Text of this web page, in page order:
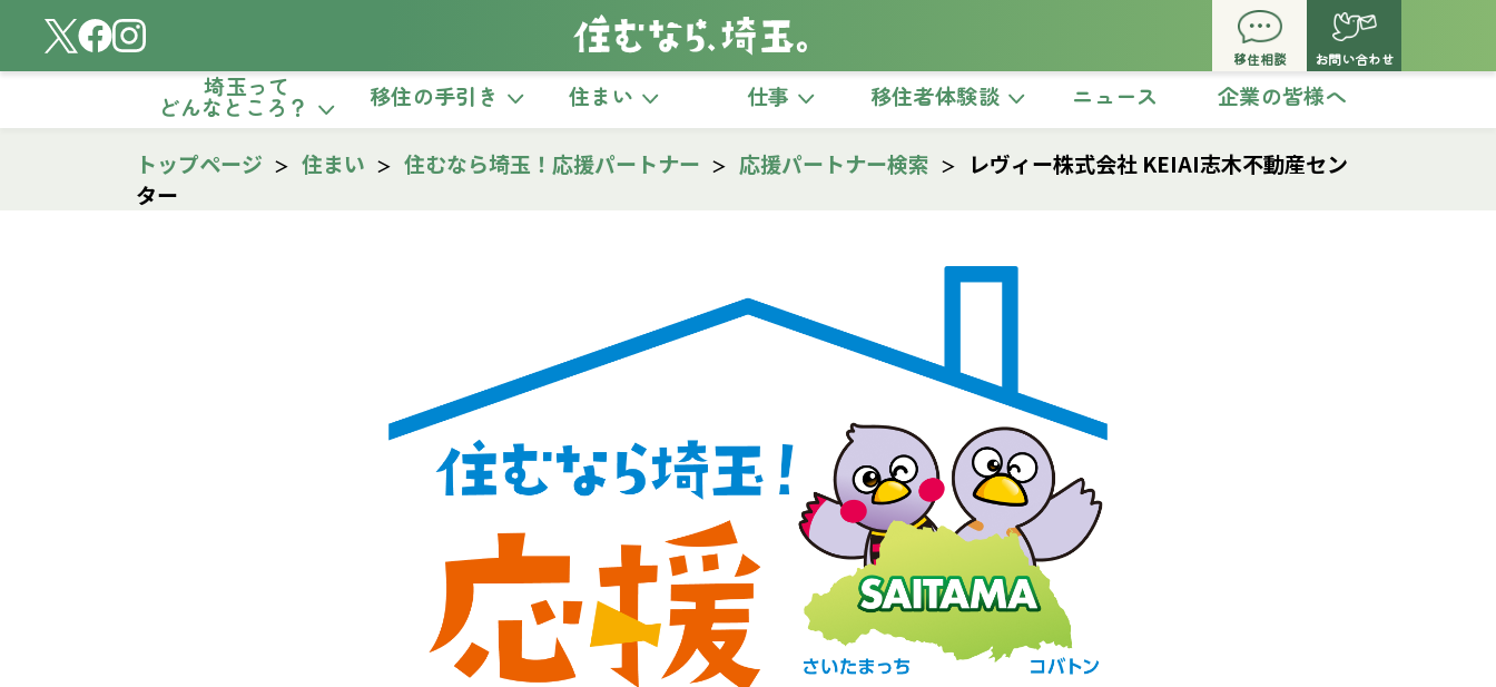
移住相談 お問い合わせ
埼玉って
どんなところ？ 移住の手引き 住まい 仕事 移住者体験談 ニュース 企業の皆様へ
トップページ 住まい 住むなら埼玉！応援パートナー 応援パートナー検索
レヴィー株式会社 KEIAI志木不動産セン
ター